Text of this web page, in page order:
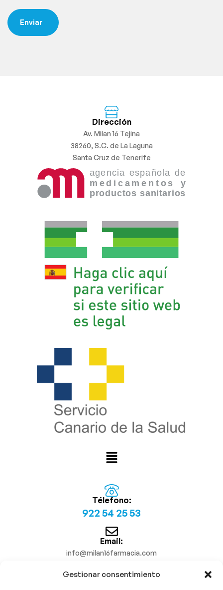
Gestionar consentimiento
Dirección
Av. Milan 16 Tejina
38260, S.C. de La Laguna
Santa Cruz de Tenerife
Télefono:
922 54 25 53
Email:
info@milan16farmacia.com
¡Síguenos!